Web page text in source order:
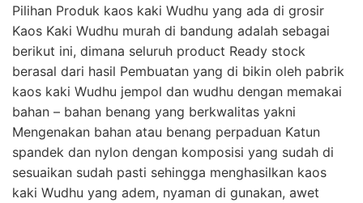
Pilihan Produk kaos kaki Wudhu yang ada di grosir
Kaos Kaki Wudhu murah di bandung adalah sebagai
berikut ini, dimana seluruh product Ready stock
berasal dari hasil Pembuatan yang di bikin oleh pabrik
kaos kaki Wudhu jempol dan wudhu dengan memakai
bahan – bahan benang yang berkwalitas yakni
Mengenakan bahan atau benang perpaduan Katun
spandek dan nylon dengan komposisi yang sudah di
sesuaikan sudah pasti sehingga menghasilkan kaos
kaki Wudhu yang adem, nyaman di gunakan, awet